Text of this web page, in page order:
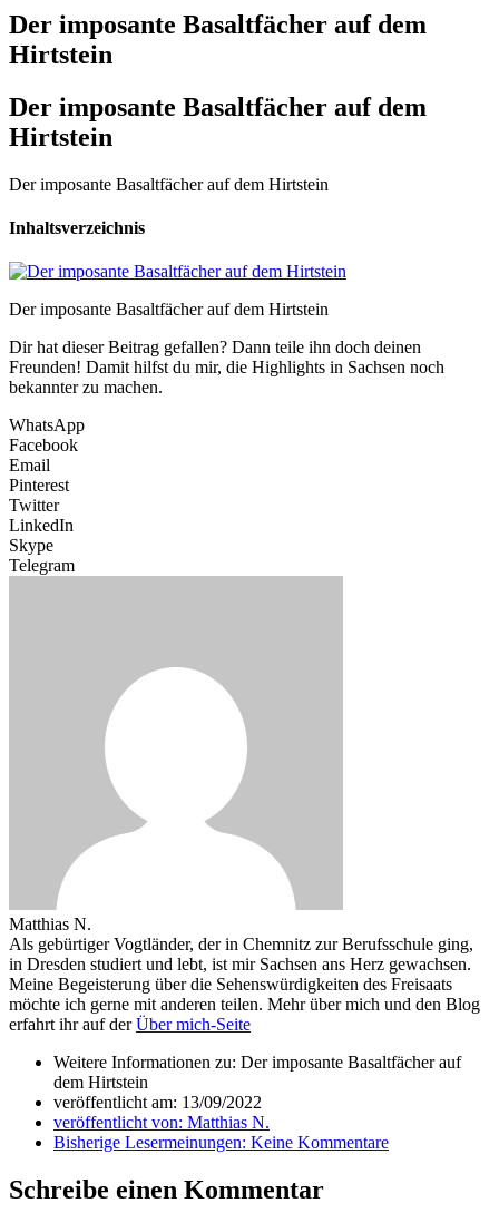
Der imposante Basaltfächer auf dem
Hirtstein
Der imposante Basaltfächer auf dem
Hirtstein
Der imposante Basaltfächer auf dem Hirtstein
Inhaltsverzeichnis
Der imposante Basaltfächer auf dem Hirtstein
Dir hat dieser Beitrag gefallen? Dann teile ihn doch deinen
Freunden! Damit hilfst du mir, die Highlights in Sachsen noch
bekannter zu machen.
WhatsApp
Facebook
Email
Pinterest
Twitter
LinkedIn
Skype
Telegram
Matthias N.
Als gebürtiger Vogtländer, der in Chemnitz zur Berufsschule ging,
in Dresden studiert und lebt, ist mir Sachsen ans Herz gewachsen.
Meine Begeisterung über die Sehenswürdigkeiten des Freisaats
möchte ich gerne mit anderen teilen. Mehr über mich und den Blog
erfahrt ihr auf derÜber mich-Seite
Weitere Informationen zu: Der imposante Basaltfächer auf
dem Hirtstein
veröffentlicht am: 13/09/2022
veröffentlicht von: Matthias N.
Bisherige Lesermeinungen: Keine Kommentare
Schreibe einen Kommentar